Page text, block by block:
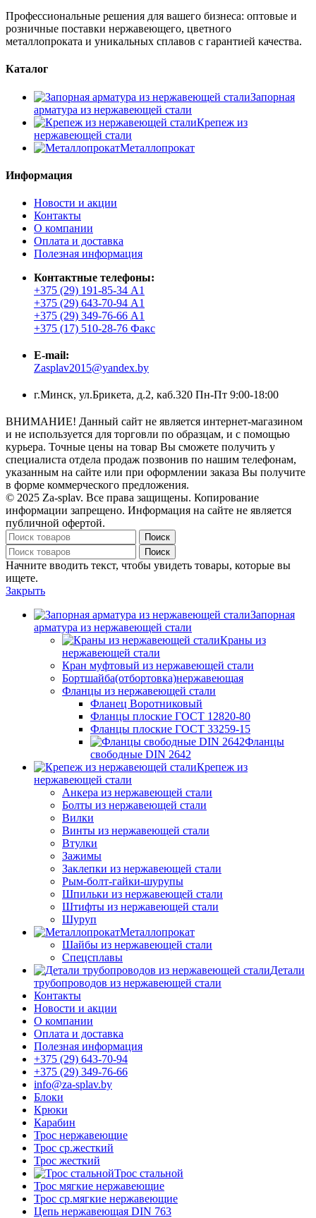
Профессиональные решения для вашего бизнеса: оптовые и
розничные поставки нержавеющего, цветного
металлопроката и уникальных сплавов с гарантией качества.
Каталог
Запорная
арматура из нержавеющей стали
Крепеж из
нержавеющей стали
Металлопрокат
Информация
Новости и акции
Контакты
О компании
Оплата и доставка
Полезная информация
Контактные телефоны:
+375 (29) 191-85-34 А1
+375 (29) 643-70-94 А1
+375 (29) 349-76-66 А1
+375 (17) 510-28-76 Факс
E-mail:
Zasplav2015@yandex.by
г.Минск, ул.Брикета, д.2, каб.320 Пн-Пт 9:00-18:00
ВНИМАНИЕ! Данный сайт не является интернет-магазином
и не используется для торговли по образцам, и с помощью
курьера. Точные цены на товар Вы сможете получить у
специалиста отдела продаж позвонив по нашим телефонам,
указанным на сайте или при оформлении заказа Вы получите
в форме коммерческого предложения.
© 2025 Za-splav. Все права защищены. Копирование
информации запрещено. Информация на сайте не является
публичной офертой.
Поиск
Поиск
Начните вводить текст, чтобы увидеть товары, которые вы
ищете.
Закрыть
Запорная
арматура из нержавеющей стали
Краны из
нержавеющей стали
Кран муфтовый из нержавеющей стали
Бортшайба(отбортовка)нержавеющая
Фланцы из нержавеющей стали
Фланец Воротниковый
Фланцы плоские ГОСТ 12820-80
Фланцы плоские ГОСТ 33259-15
Фланцы
свободные DIN 2642
Крепеж из
нержавеющей стали
Анкера из нержавеющей стали
Болты из нержавеющей стали
Вилки
Винты из нержавеющей стали
Втулки
Зажимы
Заклепки из нержавеющей стали
Рым-болт-гайки-шурупы
Шпильки из нержавеющей стали
Штифты из нержавеющей стали
Шуруп
Металлопрокат
Шайбы из нержавеющей стали
Спецсплавы
Детали
трубопроводов из нержавеющей стали
Контакты
Новости и акции
О компании
Оплата и доставка
Полезная информация
+375 (29) 643-70-94
+375 (29) 349-76-66
info@za-splav.by
Блоки
Крюки
Карабин
Трос нержавеющие
Трос ср.жесткий
Трос жесткий
Трос стальной
Трос мягкие нержавеющие
Трос ср.мягкие нержавеющие
Цепь нержавеющая DIN 763